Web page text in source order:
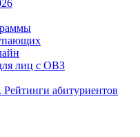
лиц с ОВЗ
абитуриентов